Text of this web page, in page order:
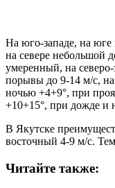
На юго-западе, на
на севере небольшой
умеренный, на
порывы до 9-14 м/с, на
ночью +4+9°, при
+10+15°, при дожде и
В Якутске
восточный 4-9 м/с.
Читайте также: